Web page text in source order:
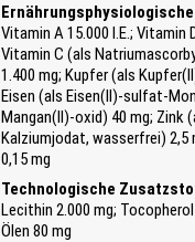
Vitamin A 15.000 I.E.; Vitamin
Vitamin C (als
1.400 mg; Kupfer (als
Eisen (als Eisen(II)-sulfat-
Mangan(II)-oxid) 40 mg; Zink
Kalziumjodat, wasserfrei) 2,5
0,15 mg
Technologische
Lecithin 2.000 mg;
Ölen 80 mg